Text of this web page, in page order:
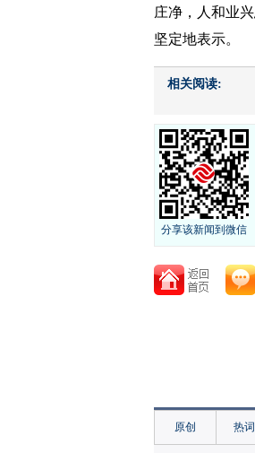
庄净，人和业
坚定地表示。
相关阅读:
分享该新闻到微信
原创 热词